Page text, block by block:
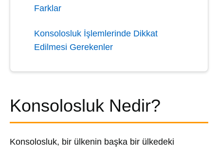
Farklar
Konsolosluk İşlemlerinde Dikkat
Edilmesi Gerekenler
Konsolosluk Nedir?
Konsolosluk, bir ülkenin başka bir ülkedeki